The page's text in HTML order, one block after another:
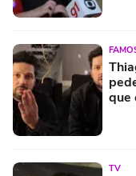
que
TV